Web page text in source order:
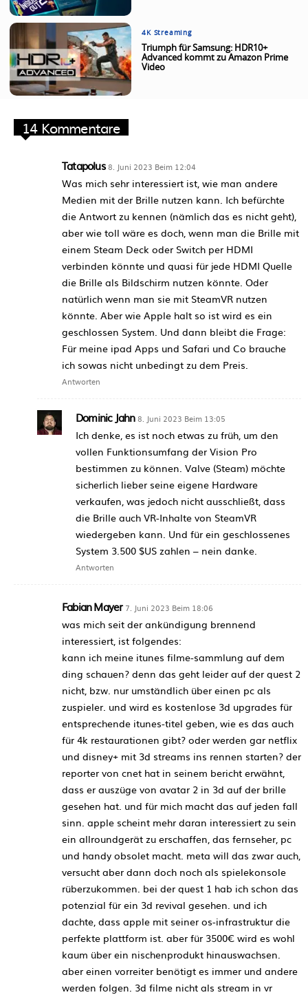
4K Streaming
Triumph für Samsung: HDR10+
Advanced kommt zu Amazon Prime
Video
14 Kommentare
Tatapolus 8. Juni 2023 Beim 12:04
Was mich sehr interessiert ist, wie man andere
Medien mit der Brille nutzen kann. Ich befürchte
die Antwort zu kennen (nämlich das es nicht geht),
aber wie toll wäre es doch, wenn man die Brille mit
einem Steam Deck oder Switch per HDMI
verbinden könnte und quasi für jede HDMI Quelle
die Brille als Bildschirm nutzen könnte. Oder
natürlich wenn man sie mit SteamVR nutzen
könnte. Aber wie Apple halt so ist wird es ein
geschlossen System. Und dann bleibt die Frage:
Für meine ipad Apps und Safari und Co brauche
ich sowas nicht unbedingt zu dem Preis.
Antworten
Dominic Jahn 8. Juni 2023 Beim 13:05
Ich denke, es ist noch etwas zu früh, um den
vollen Funktionsumfang der Vision Pro
bestimmen zu können. Valve (Steam) möchte
sicherlich lieber seine eigene Hardware
verkaufen, was jedoch nicht ausschließt, dass
die Brille auch VR-Inhalte von SteamVR
wiedergeben kann. Und für ein geschlossenes
System 3.500 $US zahlen – nein danke.
Antworten
Fabian Mayer 7. Juni 2023 Beim 18:06
was mich seit der ankündigung brennend
interessiert, ist folgendes:
kann ich meine itunes filme-sammlung auf dem
ding schauen? denn das geht leider auf der quest 2
nicht, bzw. nur umständlich über einen pc als
zuspieler. und wird es kostenlose 3d upgrades für
entsprechende itunes-titel geben, wie es das auch
für 4k restaurationen gibt? oder werden gar netflix
und disney+ mit 3d streams ins rennen starten? der
reporter von cnet hat in seinem bericht erwähnt,
dass er auszüge von avatar 2 in 3d auf der brille
gesehen hat. und für mich macht das auf jeden fall
sinn. apple scheint mehr daran interessiert zu sein
ein allroundgerät zu erschaffen, das fernseher, pc
und handy obsolet macht. meta will das zwar auch,
versucht aber dann doch noch als spielekonsole
rüberzukommen. bei der quest 1 hab ich schon das
potenzial für ein 3d revival gesehen. und ich
dachte, dass apple mit seiner os-infrastruktur die
perfekte plattform ist. aber für 3500€ wird es wohl
kaum über ein nischenprodukt hinauswachsen.
aber einen vorreiter benötigt es immer und andere
werden folgen. 3d filme nicht als stream in vr